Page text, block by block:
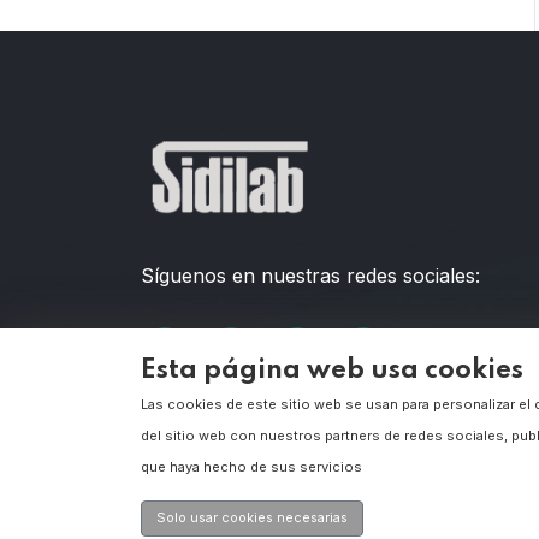
Síguenos en nuestras redes sociales:
Mira nuestros
videos!
Esta página web usa cookies
Las cookies de este sitio web se usan para personalizar
del sitio web con nuestros partners de redes sociales,
que haya hecho de sus servicios
Solo usar cookies necesarias